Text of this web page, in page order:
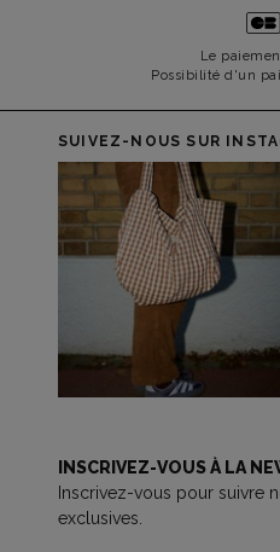
Le
Possibilité d'un
SUIVEZ-NOUS SUR
INSCRIVEZ-VOUS À LA
Inscrivez-vous pour suivre
exclusives.